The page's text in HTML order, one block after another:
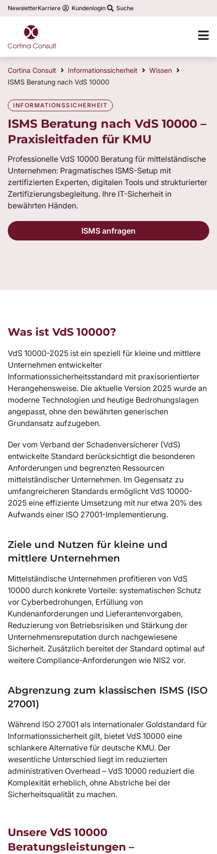
NewsletterKarriere Kundenlogin Suche
Cortina Consult Informationssicherheit
Wissen
ISMS Beratung nach VdS 10000
INFORMATIONSSICHERHEIT
ISMS Beratung nach VdS 10000 –
Praxisleitfaden für KMU
Professionelle VdS 10000 Beratung für mittelständische
Unternehmen: Pragmatisches ISMS-Setup mit
zertifizierten Experten, digitalen Tools und strukturierter
Zertifizierungsbegleitung. Ihre IT-Sicherheit in
bewährten Händen.
ISMS anfragen
Was ist VdS 10000?
VdS 10000-2025 ist ein speziell für kleine und mittlere
Unternehmen entwickelter
Informationssicherheitsstandard mit praxisorientierter
Herangehensweise. Die aktuelle Version 2025 wurde an
moderne Technologien und heutige Bedrohungslagen
angepasst, ohne den bewährten generischen
Grundansatz aufzugeben.
Der vom Verband der Schadenversicherer (VdS)
entwickelte Standard berücksichtigt die besonderen
Anforderungen und begrenzten Ressourcen
mittelständischer Unternehmen. Im Gegensatz zu
umfangreicheren Standards ermöglicht VdS 10000-
2025 eine effiziente Umsetzung mit nur etwa 20% des
Aufwands einer ISO 27001-Implementierung.
Ziele und Nutzen für kleine und
mittlere Unternehmen
Mittelständische Unternehmen profitieren von VdS
10000 durch konkrete Vorteile: systematischen Schutz
vor Cyberbedrohungen, Erfüllung von
Kundenanforderungen und Lieferantenvorgaben,
Reduzierung von Betriebsrisiken und Stärkung der
Unternehmensreputation durch nachgewiesene
Sicherheit. Zusätzlich bereitet der Standard optimal auf
weitere Compliance-Anforderungen wie NIS2 vor.
Abgrenzung zum klassischen ISMS (ISO
27001)
Während ISO 27001 als internationaler Goldstandard für
Informationssicherheit gilt, bietet VdS 10000 eine
schlankere Alternative für deutsche KMU. Der
wesentliche Unterschied liegt im reduzierten
administrativen Overhead – VdS 10000 reduziert die
Komplexität erheblich, ohne Abstriche bei der
Sicherheitsqualität zu machen.
Unsere VdS 10000
Beratungsleistungen –